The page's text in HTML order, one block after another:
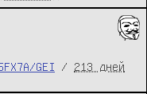
GEI / 213 дней